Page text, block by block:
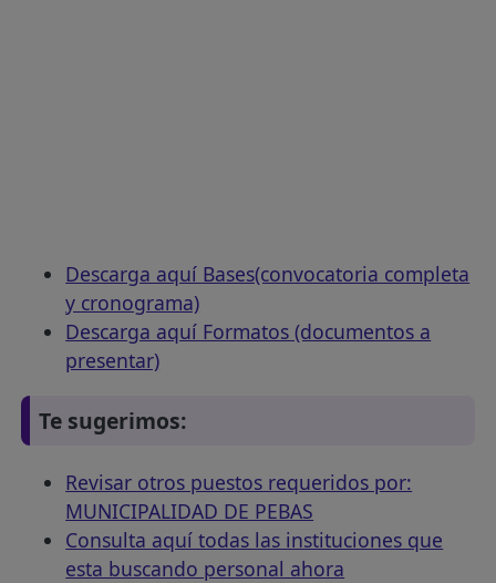
Descarga aquí Bases(convocatoria completa
y cronograma)
Descarga aquí Formatos (documentos a
presentar)
Te sugerimos:
Revisar otros puestos requeridos por:
MUNICIPALIDAD DE PEBAS
Consulta aquí todas las instituciones que
esta buscando personal ahora